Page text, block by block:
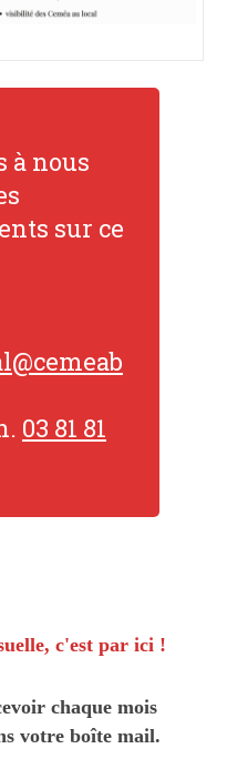
à nous
sur ce
03 81 81
c'est par ici !
chaque mois
votre boîte mail.